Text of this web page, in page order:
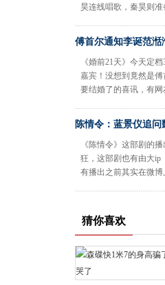
昊连线唱歌，秦昊则
傅首尔通知李诞范湉
《婚前21天》今天定
嘉宾！没想到竟然是
要结婚了的喜讯，有网
陈情令：蓝景仪追
《陈情令》这部剧的
狂，这部剧也有由大ip
有播出之前其实在微博
猜你喜欢